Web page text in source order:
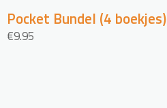
Pocket Bundel (4 boekjes)
€9.95